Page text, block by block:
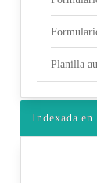
Planilla
Indexada en